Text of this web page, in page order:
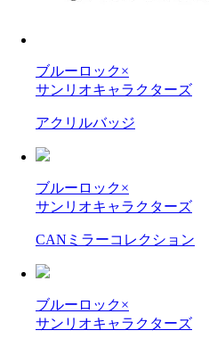
ブルーロック×
サンリオキャラクターズ
アクリルバッジ
ブルーロック×
サンリオキャラクターズ
CANミラーコレクション
ブルーロック×
サンリオキャラクターズ